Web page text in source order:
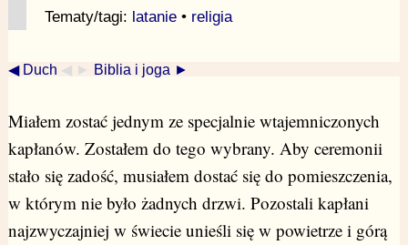
Tematy/tagi: latanie• religia
◀ Duch ◀ ► Biblia i joga ►
Miałem zostać jednym ze specjalnie wtajemniczonych
kapłanów. Zostałem do tego wybrany. Aby ceremonii
stało się zadość, musiałem dostać się do pomieszczenia,
w którym nie było żadnych drzwi. Pozostali kapłani
najzwyczajniej w świecie unieśli się w powietrze i górą